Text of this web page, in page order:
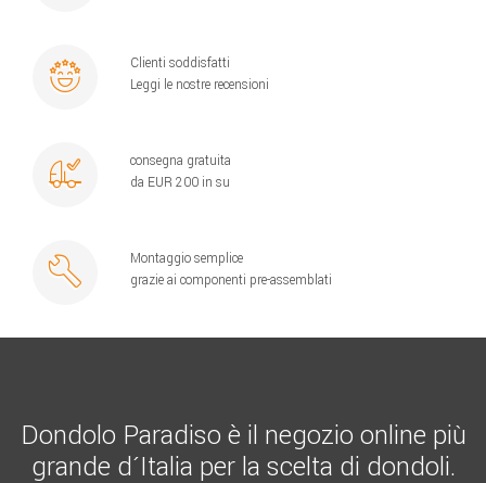
Clienti soddisfatti
Leggi le nostre recensioni
consegna gratuita
da EUR 200 in su
Montaggio semplice
grazie ai componenti pre-assemblati
Dondolo Paradiso è il negozio online più
grande d´Italia per la scelta di dondoli.